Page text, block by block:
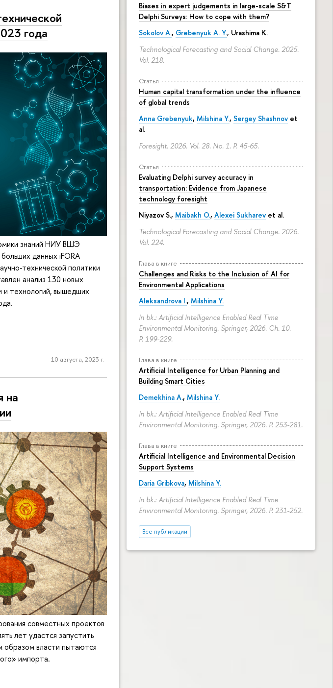
Biases in expert judgements in large-scale S&T
Delphi Surveys: How to cope with them?
Sokolov A., Grebenyuk A. Y., Urashima K.
Technological Forecasting and Social Change. 2025.
Vol. 218.
Статья
Human capital transformation under the influence
of global trends
Anna Grebenyuk, Milshina Y., Sergey Shashnov et
al.
Foresight. 2026. Vol. 28. No. 1. P. 45-65.
Статья
Evaluating Delphi survey accuracy in
transportation: Evidence from Japanese
technology foresight
Niyazov S., Maibakh O., Alexei Sukharev et al.
Technological Forecasting and Social Change. 2026.
Vol. 224.
Глава в книге
Challenges and Risks to the Inclusion of AI for
Environmental Applications
Aleksandrova I., Milshina Y.
In bk.: Artificial Intelligence Enabled Real Time
Environmental Monitoring. Springer, 2026. Ch. 10.
P. 199-229.
Глава в книге
Artificial Intelligence for Urban Planning and
Building Smart Cities
Demekhina A., Milshina Y.
In bk.: Artificial Intelligence Enabled Real Time
Environmental Monitoring. Springer, 2026. P. 253-281.
Глава в книге
Artificial Intelligence and Environmental Decision
Support Systems
Daria Gribkova, Milshina Y.
In bk.: Artificial Intelligence Enabled Real Time
Environmental Monitoring. Springer, 2026. P. 231-252.
Все публикации
года
знаний НИУ ВШЭ
данных iFORA
технической политики
анализ 130 новых
и технологий, вышедших
10 августа, 2023 г.
на
совместных проектов
лет удастся запустить
власти пытаются
импорта.